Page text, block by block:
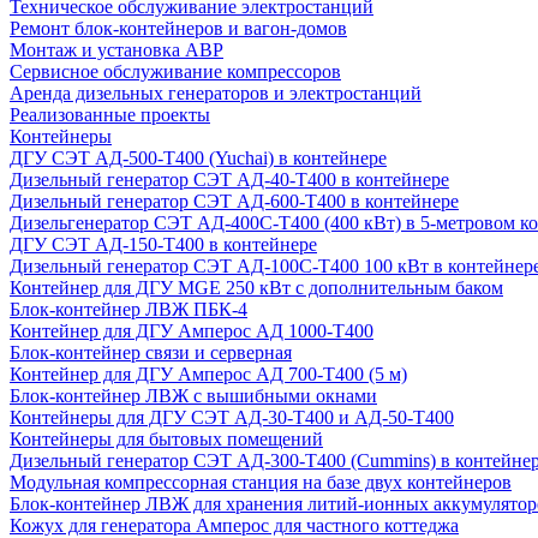
Техническое обслуживание электростанций
Ремонт блок-контейнеров и вагон-домов
Монтаж и установка АВР
Сервисное обслуживание компрессоров
Аренда дизельных генераторов и электростанций
Реализованные проекты
Контейнеры
ДГУ СЭТ АД-500-Т400 (Yuchai) в контейнере
Дизельный генератор СЭТ АД-40-Т400 в контейнере
Дизельный генератор СЭТ АД-600-Т400 в контейнере
Дизельгенератор СЭТ АД-400С-Т400 (400 кВт) в 5-метровом
ДГУ СЭТ АД-150-Т400 в контейнере
Дизельный генератор СЭТ АД-100С-Т400 100 кВт в
Контейнер для ДГУ MGE 250 кВт с дополнительным баком
Блок-контейнер ЛВЖ ПБК-4
Контейнер для ДГУ Амперос АД 1000-Т400
Блок-контейнер связи и серверная
Контейнер для ДГУ Амперос АД 700-Т400 (5 м)
Блок-контейнер ЛВЖ с вышибными окнами
Контейнеры для ДГУ СЭТ АД-30-Т400 и АД-50-Т400
Контейнеры для бытовых помещений
Дизельный генератор СЭТ АД-300-Т400 (Cummins) в
Модульная компрессорная станция на базе двух контейнеров
Блок-контейнер ЛВЖ для хранения литий-ионных
Кожух для генератора Амперос для частного коттеджа